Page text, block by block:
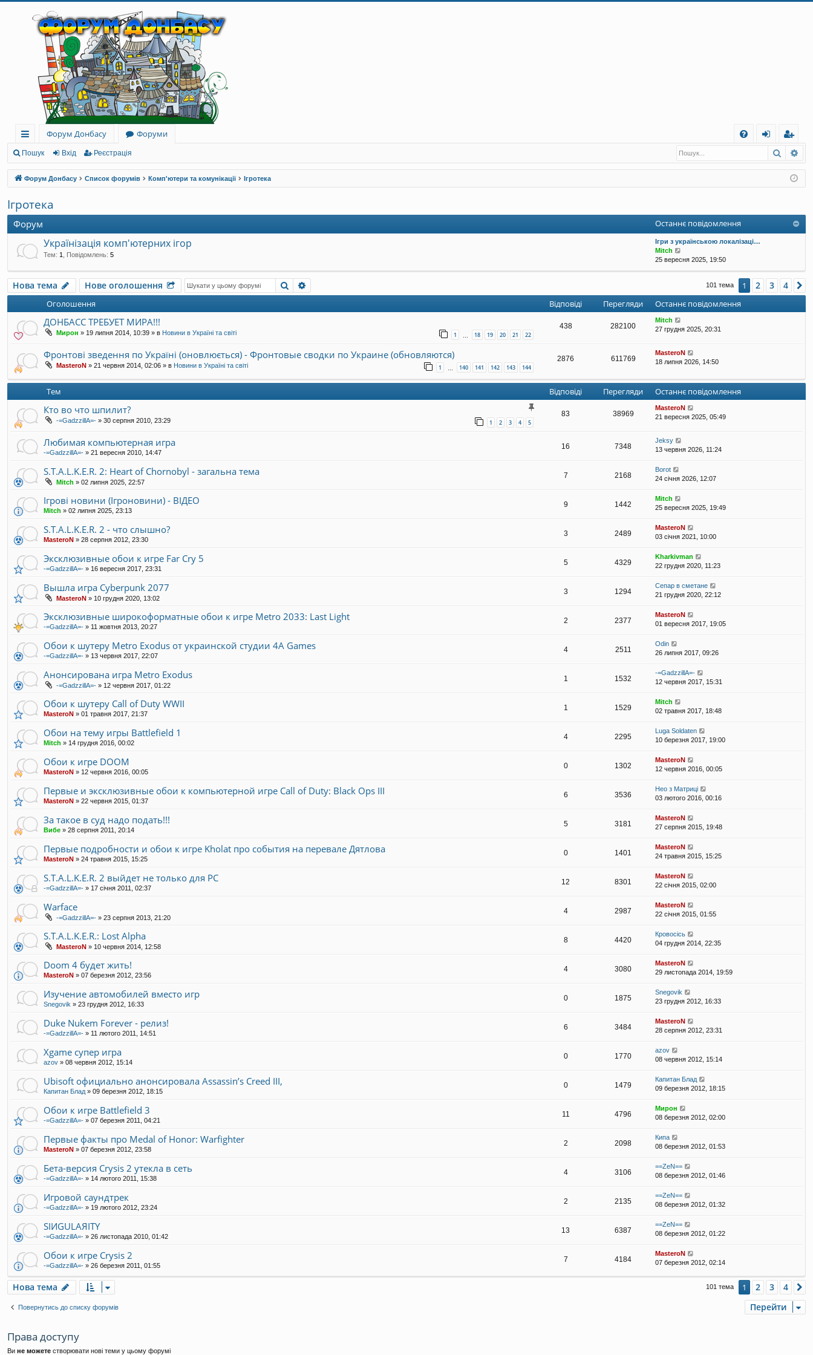
ви
дк
и
й
до
ст
Форум Донбасу
Форуми
о
п
ог
д
еє
ст
ра
Пошук Вхід Реєстрація Пошук
Форум Донбасу Список форумів Комп'ютери та комунікації Ігротека
Ігротека
Форум Останнє повідомлення
Українізація комп'ютерних ігор
Тем: 1 Повідомлень: 5
Ігри з українською локалізаці…
Mitch
е
л
я
н
т
о
с
н
є
д
л
25 вересня 2025, 19:50
Нова тема Нове оголошення Пошук 101 тема 1 2 3 4
Оголошення Відповіді Перегляди Останнє повідомлення
ДОНБАСС ТРЕБУЕТ МИРА!!!
Мирон » 19 липня 2014, 10:39 » в Новини в Україні та світі 1 … 18 19 20 21 22
438 282100
Mitch
27 грудня 2025, 20:31
Фронтові зведення по Україні (оновлюється) - Фронтовые сводки по Украине (обновляются)
MasteroN » 21 червня 2014, 02:06 » в Новини в Україні та світі 1 … 140 141 142 143 144
2876 611769
MasteroN
18 липня 2026, 14:50
Тем Відповіді Перегляди Останнє повідомлення
Кто во что шпилит?
-=GadzzillA=- » 30 серпня 2010, 23:29 1 2 3 4 5
83 38969
MasteroN
21 вересня 2025, 05:49
Любимая компьютерная игра
-=GadzzillA=- » 21 вересня 2010, 14:47
16 7348
Jeksy
13 червня 2026, 11:24
S.T.A.L.K.E.R. 2: Heart of Chornobyl - загальна тема
Mitch » 02 липня 2025, 22:57
7 2168
Borot
24 січня 2026, 12:07
Ігрові новини (Ігроновини) - ВІДЕО
Mitch » 02 липня 2025, 23:13
9 1442
Mitch
25 вересня 2025, 19:49
S.T.A.L.K.E.R. 2 - что слышно?
MasteroN » 28 серпня 2012, 23:30
3 2489
MasteroN
03 січня 2021, 10:00
Эксклюзивные обои к игре Far Cry 5
-=GadzzillA=- » 16 вересня 2017, 23:31
5 4329
Kharkivman
22 грудня 2020, 11:23
Вышла игра Cyberpunk 2077
MasteroN » 10 грудня 2020, 13:02
3 1294
Сепар в сметане
21 грудня 2020, 22:12
Эксклюзивные широкоформатные обои к игре Metro 2033: Last Light
-=GadzzillA=- » 11 жовтня 2013, 20:27
2 2377
MasteroN
01 вересня 2017, 19:05
Обои к шутеру Metro Exodus от украинской студии 4A Games
-=GadzzillA=- » 13 червня 2017, 22:07
4 2511
Odin
26 липня 2017, 09:26
Анонсирована игра Metro Exodus
-=GadzzillA=- » 12 червня 2017, 01:22
1 1532
-=GadzzillA=-
12 червня 2017, 15:31
Обои к шутеру Call of Duty WWII
MasteroN » 01 травня 2017, 21:37
1 1529
Mitch
02 травня 2017, 18:48
Обои на тему игры Battlefield 1
Mitch » 14 грудня 2016, 00:02
4 2295
Luga Soldaten
10 березня 2017, 19:00
Обои к игре DOOM
MasteroN » 12 червня 2016, 00:05
0 1302
MasteroN
12 червня 2016, 00:05
Первые и эксклюзивные обои к компьютерной игре Call of Duty: Black Ops III
MasteroN » 22 червня 2015, 01:37
6 3536
Нео з Матриці
03 лютого 2016, 00:16
За такое в суд надо подать!!!
Вибе » 28 серпня 2011, 20:14
5 3181
MasteroN
27 серпня 2015, 19:48
Первые подробности и обои к игре Kholat про события на перевале Дятлова
MasteroN » 24 травня 2015, 15:25
0 1401
MasteroN
24 травня 2015, 15:25
S.T.A.L.K.E.R. 2 выйдет не только для PC
-=GadzzillA=- » 17 січня 2011, 02:37
12 8301
MasteroN
22 січня 2015, 02:00
Warface
-=GadzzillA=- » 23 серпня 2013, 21:20
4 2987
MasteroN
22 січня 2015, 01:55
S.T.A.L.K.E.R.: Lost Alpha
MasteroN » 10 червня 2014, 12:58
8 4420
Кровосісь
04 грудня 2014, 22:35
Doom 4 будет жить!
MasteroN » 07 березня 2012, 23:56
4 3080
MasteroN
29 листопада 2014, 19:59
Изучение автомобилей вместо игр
Snegovik » 23 грудня 2012, 16:33
0 1875
Snegovik
23 грудня 2012, 16:33
Duke Nukem Forever - релиз!
-=GadzzillA=- » 11 лютого 2011, 14:51
6 3484
MasteroN
28 серпня 2012, 23:31
Xgame супер игра
azov » 08 червня 2012, 15:14
0 1770
azov
08 червня 2012, 15:14
Ubisoft официально анонсировала Assassin’s Creed III,
Капитан Блад » 09 березня 2012, 18:15
0 1479
Капитан Блад
09 березня 2012, 18:15
Обои к игре Battlefield 3
-=GadzzillA=- » 07 березня 2011, 04:21
11 4796
Мирон
08 березня 2012, 02:00
Первые факты про Medal of Honor: Warfighter
MasteroN » 07 березня 2012, 23:58
2 2098
Кипа
08 березня 2012, 01:53
Бета-версия Crysis 2 утекла в сеть
-=GadzzillA=- » 14 лютого 2011, 15:38
4 3106
==ZeN==
08 березня 2012, 01:46
Игровой саундтрек
-=GadzzillA=- » 19 лютого 2012, 23:24
2 2135
==ZeN==
08 березня 2012, 01:32
SIИGULAЯITY
-=GadzzillA=- » 26 листопада 2010, 01:42
13 6387
==ZeN==
08 березня 2012, 01:22
Обои к игре Crysis 2
-=GadzzillA=- » 26 березня 2011, 01:55
7 4184
MasteroN
07 березня 2012, 02:14
Нова тема 101 тема 1 2 3 4
Повернутись до списку форумів Перейти
Права доступу
Ви не можете створювати нові теми у цьому форумі